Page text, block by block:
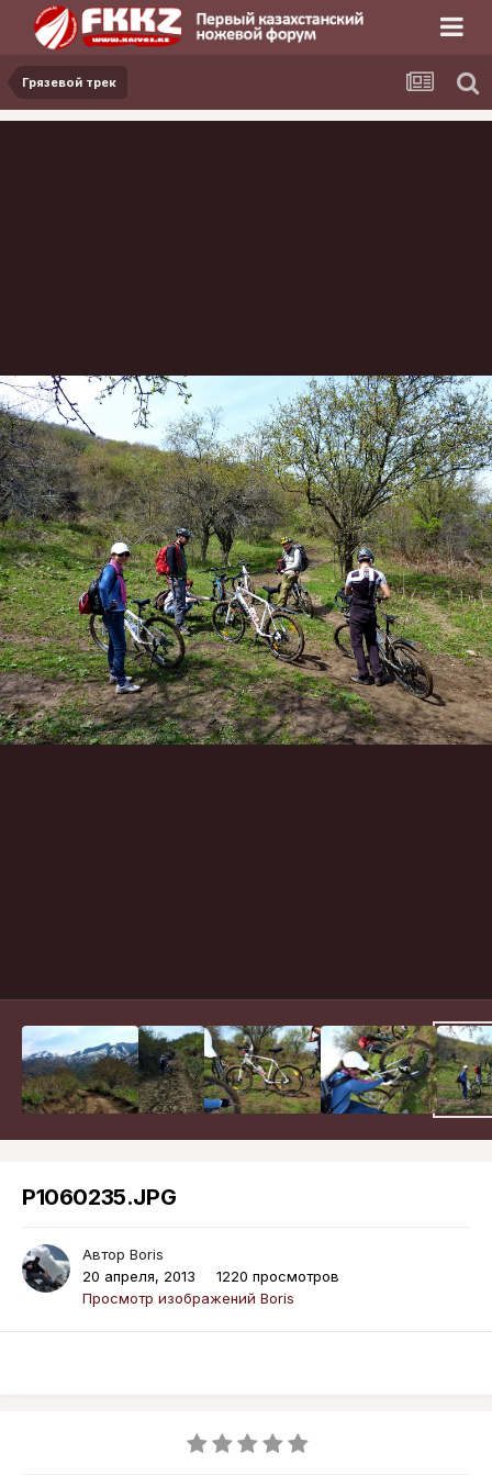
Грязевой трек
P1060235.JPG
Автор Boris
20 апреля, 2013
1220 просмотров
Просмотр изображений Boris